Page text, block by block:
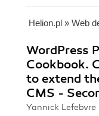
Helion.pl » Web
WordPress
Cookbook.
to extend
CMS -
Yannick Lefebvre